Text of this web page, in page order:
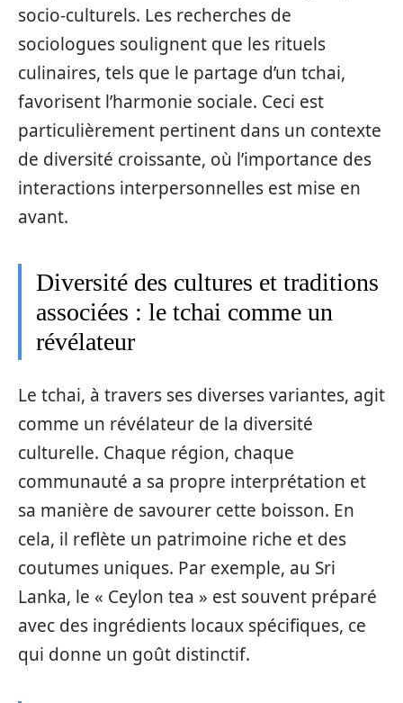
socio-culturels. Les recherches de
sociologues soulignent que les rituels
culinaires, tels que le partage d’un tchai,
favorisent l’harmonie sociale. Ceci est
particulièrement pertinent dans un contexte
de diversité croissante, où l’importance des
interactions interpersonnelles est mise en
avant.
Diversité des cultures et traditions
associées : le tchai comme un
révélateur
Le tchai, à travers ses diverses variantes, agit
comme un révélateur de la diversité
culturelle. Chaque région, chaque
communauté a sa propre interprétation et
sa manière de savourer cette boisson. En
cela, il reflète un patrimoine riche et des
coutumes uniques. Par exemple, au Sri
Lanka, le « Ceylon tea » est souvent préparé
avec des ingrédients locaux spécifiques, ce
qui donne un goût distinctif.